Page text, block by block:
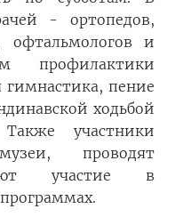
- ортопедов,
офтальмологов и
гимнастика, пение
ходьбой
участники
проводят
участие в